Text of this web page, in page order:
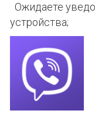
Ожидаете
устройства;